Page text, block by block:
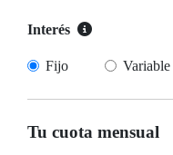
Interés
Fijo Variable
Tu cuota mensual